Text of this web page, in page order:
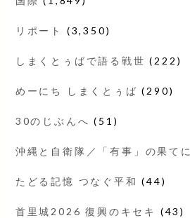
リポート (3,350)
しまくとぅばで語る戦世 (222)
めーにち しまくとぅば (290)
30のじぶんへ (51)
沖縄と自衛隊／「有事」の果てに
たどる記憶 つなぐ平和 (44)
首里城2026 復興のキセキ (43)